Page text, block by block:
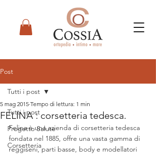
Post
Tutti i post
Progetto Salute
Corsetteria
Tutti i post
FELINA : corsetteria tedesca.
5 mag 2015 Tempo di lettura: 1 min
Felina è una azienda di corsetteria tedesca
fondata nel 1885, offre una vasta gamma di
reggiseni, parti basse, body e modellatori